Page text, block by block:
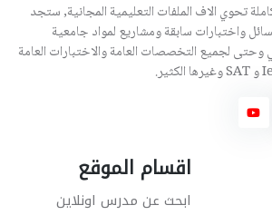
تحوي الاف الملفات التعليمية المجانية, ستجد
واختبارات سابقة ومشاريع لمواد جامعية
وحتى لجميع التخصصات العامة والاختبارات العامة
اقسام الموقع
ابحث عن مدرس اونلاين